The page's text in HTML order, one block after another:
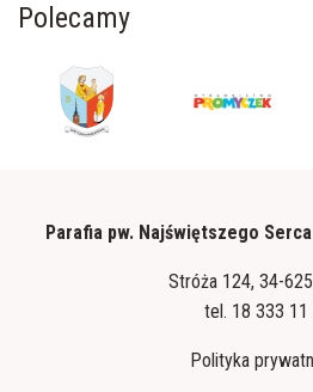
Polecamy
Parafia pw. Najświętszego
Stróża 124, 34-
tel. 18 333 11
Polityka